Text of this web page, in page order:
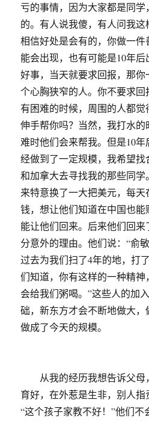
亏的事情，因为大家都是同
的。有人说我傻，有人问我
相信好处是会有的，你做一
能会出现，也有可能是10年
好事，当天就要求回报，那
个心胸狭窄的人。你不要求
有困难的时候，周围的人都
伸手帮你吗？当然，我打水
难时他们会来帮我。但是10
经做到了一定规模，我希望
和加拿大去寻找我的那些同
来特意换了一大把美元，每
钱，想让他们知道在中国也
能让他们回来。后来他们回
分意外的理由。他们说：“俞
过去为我们扫了4年的地，打
们知道，你有这样的一种精
会给我们粥喝。”这些人的加
础，新东方才会不断地做大，
做成了今天的规模。
从我的经历我想告诉父母
育好，在外惹是生非，别人指
“这个孩子家教不好！”他们